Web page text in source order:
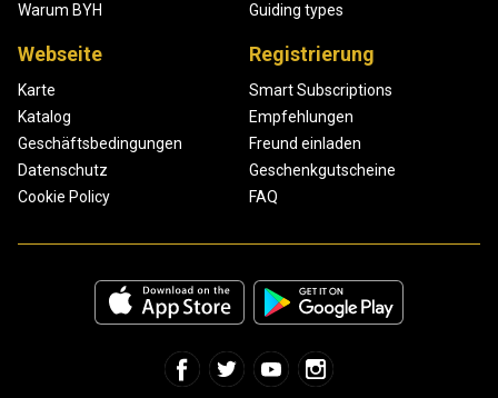
Warum BYH
Guiding types
Webseite
Karte
Katalog
Geschäftsbedingungen
Datenschutz
Cookie Policy
Registrierung
Smart Subscriptions
Empfehlungen
Freund einladen
Geschenkgutscheine
FAQ